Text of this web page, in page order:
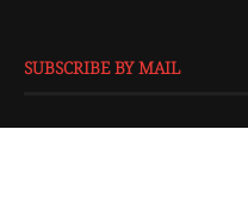
SUBSCRIBE BY MAIL